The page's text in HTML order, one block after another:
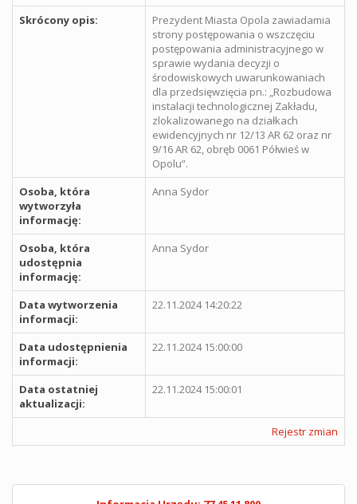
Skrócony opis:
Prezydent Miasta Opola zawiadamia
strony postępowania o wszczęciu
postępowania administracyjnego w
sprawie wydania decyzji o
środowiskowych uwarunkowaniach
dla przedsięwzięcia pn.: „Rozbudowa
instalacji technologicznej Zakładu,
zlokalizowanego na działkach
ewidencyjnych nr 12/13 AR 62 oraz nr
9/16 AR 62, obręb 0061 Półwieś w
Opolu”.
Osoba, która
wytworzyła
informację:
Anna Sydor
Osoba, która
udostępnia
informację:
Anna Sydor
Data wytworzenia
informacji:
22.11.2024 14:20:22
Data udostępnienia
informacji:
22.11.2024 15:00:00
Data ostatniej
aktualizacji:
22.11.2024 15:00:01
Rejestr zmian